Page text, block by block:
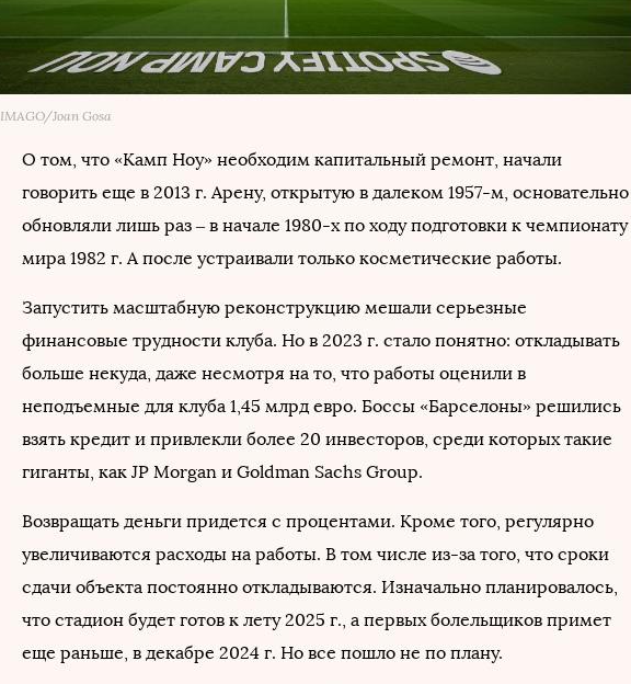
IMAGO/Joan Gosa
О том, что «Камп Ноу» необходим капитальный ремонт, начали
говорить еще в 2013 г. Арену, открытую в далеком 1957-м, основательно
обновляли лишь раз – в начале 1980-х по ходу подготовки к чемпионату
мира 1982 г. А после устраивали только косметические работы.
Запустить масштабную реконструкцию мешали серьезные
финансовые трудности клуба. Но в 2023 г. стало понятно: откладывать
больше некуда, даже несмотря на то, что работы оценили в
неподъемные для клуба 1,45 млрд евро. Боссы «Барселоны» решились
взять кредит и привлекли более 20 инвесторов, среди которых такие
гиганты, как JP Morgan и Goldman Sachs Group.
Возвращать деньги придется с процентами. Кроме того, регулярно
увеличиваются расходы на работы. В том числе из-за того, что сроки
сдачи объекта постоянно откладываются. Изначально планировалось,
что стадион будет готов к лету 2025 г., а первых болельщиков примет
еще раньше, в декабре 2024 г. Но все пошло не по плану.